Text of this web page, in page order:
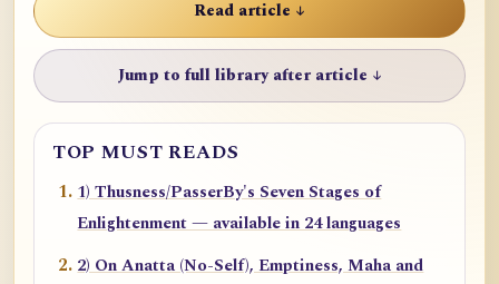
Read article ↓
Jump to full library after article ↓
TOP MUST READS
1) Thusness/PasserBy's Seven Stages of
Enlightenment — available in 24 languages
2) On Anatta (No-Self), Emptiness, Maha and